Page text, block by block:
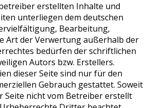
erstellten Inhalte und
unterliegen dem deutschen
Bearbeitung,
Art der Verwertung außerhalb der
bedürfen der schriftlichen
Autors bzw. Erstellers.
dieser Seite sind nur für den
Gebrauch gestattet. Soweit
Seite nicht vom Betreiber erstellt